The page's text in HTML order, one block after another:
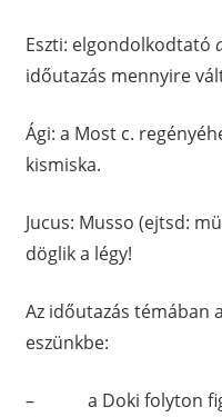
Eszti: elgondolkodtató
időutazás mennyire
Ági: a Most c.
kismiska.
Jucus: Musso (ejtsd:
döglik a légy!
Az időutazás témában
eszünkbe:
– a Doki folyton